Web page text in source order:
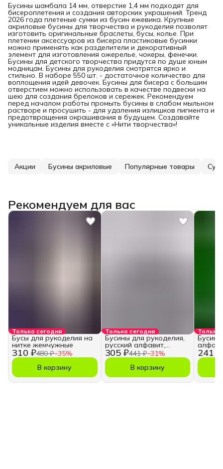
Бусины шамбала 14 мм, отверстие 1,4 мм подходят для
бисероплетения и создания авторских украшений. Тренд
2026 года плетеные сумки из бусин ежевика. Крупные
акриловые бусины для творчества и рукоделия позволят
изготовить оригинальные браслеты, бусы, колье. При
плетении аксессуаров из бисера пластиковые бусинки
можно применять как разделители и декоративный
элемент для изготовления ожерелье, чокеры, фенечки.
Бусины для детского творчества придутся по душе юным
модницам. Бусины для рукоделия смотрятся ярко и
стильно. В наборе 550 шт. - достаточное количество для
воплощения идей девочек. Бусины для бисера с большим
отверстием можно использовать в качестве подвески на
шею для создания брелоков и сережек. Рекомендуем
перед началом работы промыть бусины в слабом мыльном
растворе и просушить - для удаления излишков пигмента и
предотвращения окрашивания в будущем. Создавайте
уникальные изделия вместе с «Нити творчества»!
Акции Бусины акриловые Популярные товары
Рекомендуем для вас
Только сегодня
310 ₽480 ₽−35%
Бусы для рукоделия на
нитке жемчужные
В корзину
Только сегодня
305 ₽441 ₽−31%
Бусины для рукоделия,
русский алфавит,
кубики
В корзину
Только
241 ₽